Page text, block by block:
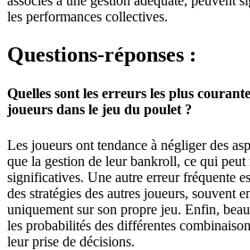
les performances collectives.
Questions-réponses :
Quelles sont les erreurs les plus
joueurs dans le jeu du poulet ?
Les joueurs ont tendance à négliger des
que la gestion de leur bankroll, ce qui peut
significatives. Une autre erreur fréquente
des stratégies des autres joueurs, souvent
uniquement sur son propre jeu. Enfin,
les probabilités des différentes
leur prise de décisions.